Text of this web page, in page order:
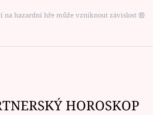
na hazardní hře může vzniknout závislost ⑱
HOROSKOP